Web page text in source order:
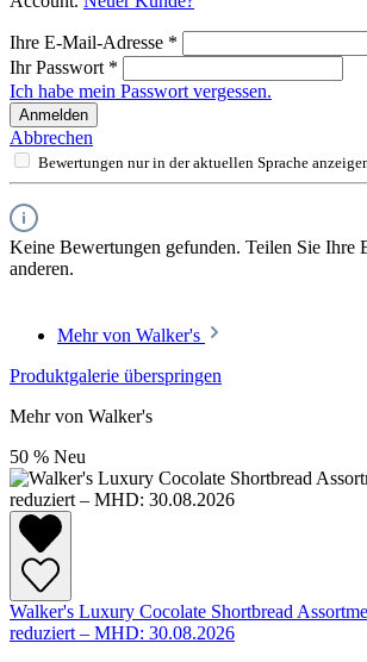
Ihre E-Mail-Adresse *
Ihr Passwort *
Ich habe mein Passwort vergessen.
Anmelden
Abbrechen
Bewertungen nur in der aktuellen Sprache
Keine Bewertungen gefunden. Teilen Sie Ihre
anderen.
Mehr von Walker's
Produktgalerie überspringen
Mehr von Walker's
50 % Neu
Walker's Luxury Cocolate Shortbread
reduziert – MHD: 30.08.2026